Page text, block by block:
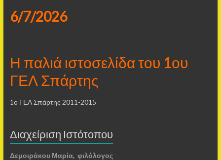
6/7/2026
Η παλιά ιστοσελίδα του 1ου
ΓΕΛ Σπάρτης
1ο ΓΕΛ Σπάρτης 2011-2015
Διαχείριση Ιστότοπου
Δεμοιράκου Μαρία, φιλόλογος